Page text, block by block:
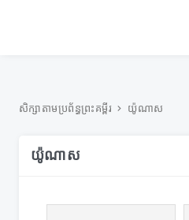
សិក្សាតាមប្រព័ន្ធព្រះគម្ពីរ យ៉ូណាស
យ៉ូណាស